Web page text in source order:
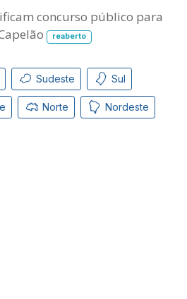
concurso público para
reaberto
Sudeste Sul
Norte Nordeste